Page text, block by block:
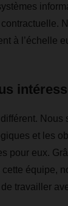
à l’échelle
Nous
et les
pour eux.
équipe,
travailler